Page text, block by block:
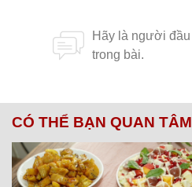
CÓ THỂ BẠN QUAN TÂM